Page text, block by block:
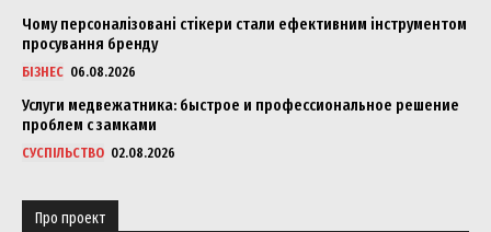
Чому персоналізовані стікери стали ефективним інструментом
просування бренду
БІЗНЕС 06.08.2026
Услуги медвежатника: быстрое и профессиональное решение
проблем с замками
СУСПІЛЬСТВО 02.08.2026
Про проект